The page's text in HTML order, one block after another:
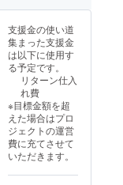
す。
今回の
ン価格
となり
ます。
（一般
販売価
「デイ
ズポー
チ（日
本製シ
リー
ズ・ブ
支援金の使い道
集まった支援金
は以下に使用す
る予定です。
リターン仕入
れ費
※目標金額を超
えた場合はプロ
ジェクトの運営
費に充てさせて
いただきます。